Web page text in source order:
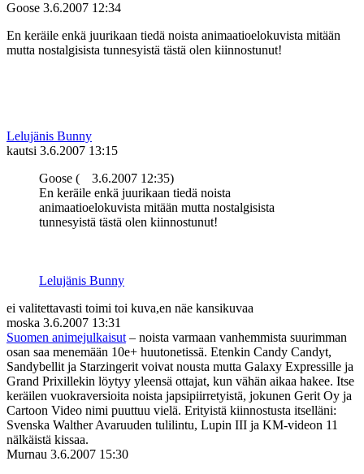
Goose 3.6.2007 12:34
En keräile enkä juurikaan tiedä noista animaatioelokuvista mitään
mutta nostalgisista tunnesyistä tästä olen kiinnostunut!
Lelujänis Bunny
kautsi 3.6.2007 13:15
Goose (
3.6.2007 12:35)
En keräile enkä juurikaan tiedä noista
animaatioelokuvista mitään mutta nostalgisista
tunnesyistä tästä olen kiinnostunut!
Lelujänis Bunny
ei valitettavasti toimi toi kuva,en näe kansikuvaa
moska 3.6.2007 13:31
Suomen animejulkaisut – noista varmaan vanhemmista suurimman
osan saa menemään 10e+ huutonetissä. Etenkin Candy Candyt,
Sandybellit ja Starzingerit voivat nousta mutta Galaxy Expressille ja
Grand Prixillekin löytyy yleensä ottajat, kun vähän aikaa hakee. Itse
keräilen vuokraversioita noista japsipiirretyistä, jokunen Gerit Oy ja
Cartoon Video nimi puuttuu vielä. Erityistä kiinnostusta itselläni:
Svenska Walther Avaruuden tulilintu, Lupin III ja KM-videon 11
nälkäistä kissaa.
Murnau 3.6.2007 15:30